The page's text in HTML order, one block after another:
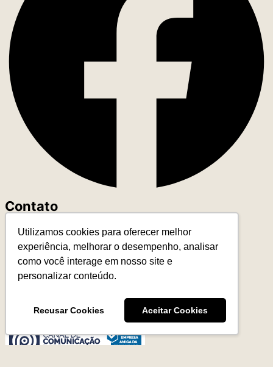
Utilizamos cookies para oferecer melhor
experiência, melhorar o desempenho, analisar
como você interage em nosso site e
personalizar conteúdo.
Recusar Cookies Aceitar Cookies
Contato
+55 (11) 93327-4818
contato@leadereduca.com.br
Rua Paes Leme, 215 – Ed. Thera Faria Lima